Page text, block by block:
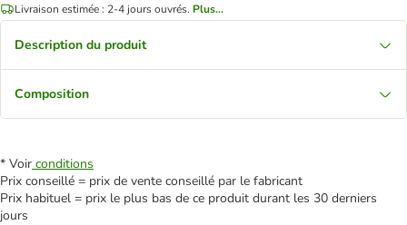
Livraison estimée : 2-4 jours ouvrés. Plus...
Description du produit
Composition
* Voir conditions
Prix conseillé = prix de vente conseillé par le fabricant
Prix habituel = prix le plus bas de ce produit durant les 30 derniers
jours